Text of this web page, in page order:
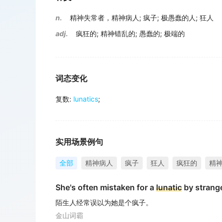
n. 精神失常者，精神病人 ; 疯子; 极愚蠢的人 ; 狂人
adj.
疯狂的; 精神错乱的; 愚蠢的; 极端的
词态变化
复数: lunatics;
实用场景例句
全部 精神病人 疯子 狂人 疯狂的 精
She's often mistaken for a lunatic by
陌生人经常误以为她是个疯子。
金山词霸